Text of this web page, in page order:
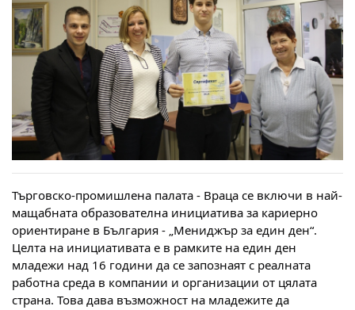
Търговско-промишлена палата - Враца се включи в най-
мащабната образователна инициатива за кариерно
ориентиране в България - „Мениджър за един ден“.
Целта на инициативата е в рамките на един ден
младежи над 16 години да се запознаят с реалната
работна среда в компании и организации от цялата
страна. Това дава възможност на младежите да